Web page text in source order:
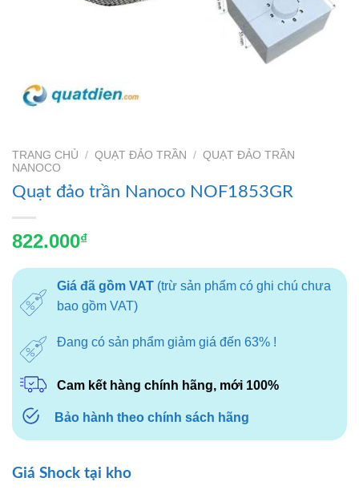
TRANG CHỦ / QUẠT ĐẢO TRẦN / QUẠT ĐẢO TRẦN
NANOCO
Quạt đảo trần Nanoco NOF1853GR
822.000₫
Giá đã gồm VAT(trừ sản phẩm có ghi chú chưa
bao gồm VAT)
Đang có sản phẩm giảm giá đến 63% !
Cam kết hàng chính hãng, mới 100%
Bảo hành theo chính sách hãng
Giá Shock tại kho